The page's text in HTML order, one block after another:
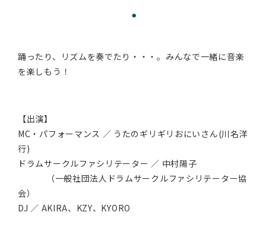
踊ったり、リズムを奏でたり・・・。みんなで一緒に音楽
を楽しもう！
【出演】
MC・パフォーマンス ／ うたのギリギリおにいさん(川名洋
行)
ドラムサークルファシリテーター ／ 中村陽子
（一般社団法人ドラムサークルファシリテーター協
会）
DJ ／ AKIRA、KZY、KYORO